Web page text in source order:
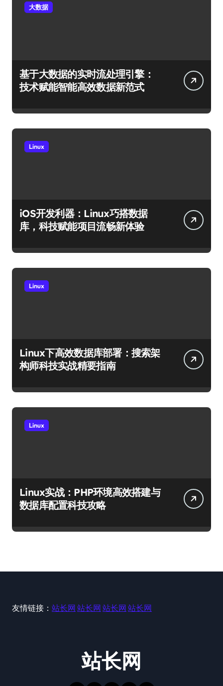
大数据
基于大数据的实时流处理引擎：
技术赋能智能高效数据新范式
Linux
iOS开发利器：Linux巧搭数据
库，科技赋能项目流畅新体验
Linux
Linux下高效数据库部署：搜索架
构师科技实战精要指南
Linux
Linux实战：PHP环境高效搭建与
数据库配置科技攻略
友情链接： 站长网 站长网 站长网 站长网
站长网